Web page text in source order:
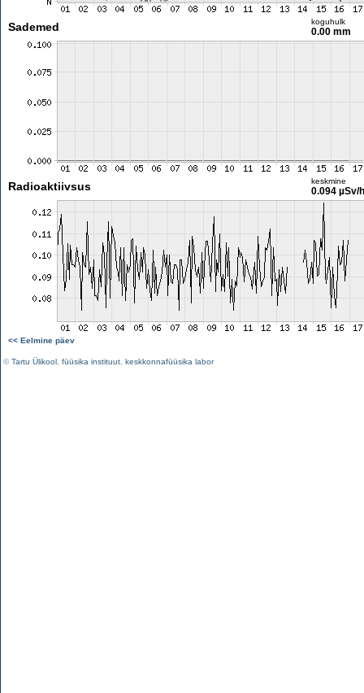
Sademed koguhulk
0.00 mm
Radioaktiivsus keskmine
0.094 µSv/h
<< Eelmine päev
©Tartu Ülikool füüsika instituut keskkonnafüüsika labor